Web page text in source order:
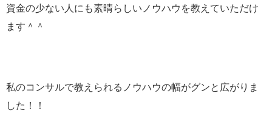
資金の少ない人にも素晴らしいノウハウを教えていただけ
ます＾＾
私のコンサルで教えられるノウハウの幅がグンと広がりま
した！！